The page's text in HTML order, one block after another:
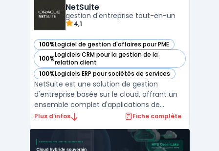
facturation électronique, au suivi
commercial, au pilot ...
NetSuite
gestion d'entreprise tout-en-un
4,1
100%Logiciel de gestion d'affaires pour PME
— voir NetSuite dans cette catégorie
100%Logiciels CRM pour la gestion de la
relation client
— voir NetSuite dans cette catégorie
100%Logiciels ERP pour sociétés de services
— voir NetSuite dans cette catégorie
NetSuite est une solution de gestion
d'entreprise basée sur le cloud, offrant un
ensemble complet d'applications de
gestion financière, de comptabilité, de
reporting financier et plus encore. La
solution NetSuite fournit une vue en temps
Plus d’infos Fiche complète